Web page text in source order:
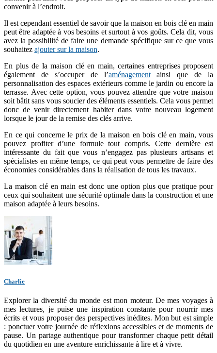
convenir à l’endroit.
Il est cependant essentiel de savoir que la maison en bois clé en main
peut être adaptée à vos besoins et surtout à vos goûts. Cela dit, vous
avez la possibilité de faire une demande spécifique sur ce que vous
souhaitez ajouter sur la maison.
En plus de la maison clé en main, certaines entreprises proposent
également de s’occuper de l’aménagementainsi que de la
personnalisation des espaces extérieurs comme le jardin ou encore la
terrasse. Avec cette option, vous pouvez attendre que votre maison
soit bâtit sans vous soucier des éléments essentiels. Cela vous permet
donc de venir directement habiter dans votre nouveau logement
lorsque le jour de la remise des clés arrive.
En ce qui concerne le prix de la maison en bois clé en main, vous
pouvez profiter d’une formule tout compris. Cette dernière est
intéressante du fait que vous n’engagez pas plusieurs artisans et
spécialistes en même temps, ce qui peut vous permettre de faire des
économies considérables dans la réalisation de tous les travaux.
La maison clé en main est donc une option plus que pratique pour
ceux qui souhaitent une sécurité optimale dans la construction et une
maison adaptée à leurs besoins.
Charlie
Explorer la diversité du monde est mon moteur. De mes voyages à
mes lectures, je puise une inspiration constante pour nourrir mes
écrits et vous proposer des perspectives inédites. Mon but est simple
: ponctuer votre journée de réflexions accessibles et de moments de
pause. Un partage authentique pour transformer chaque petit détail
du quotidien en une aventure enrichissante à lire et à vivre.